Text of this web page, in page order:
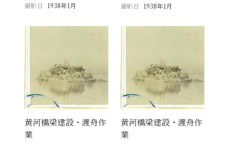
撮影日
1938年1月
撮影日
1938年1月
黄河橋梁建設・渡舟作
業
黄河橋梁建設・渡舟作
業